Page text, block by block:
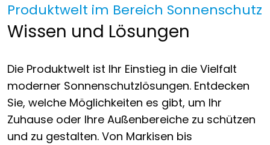
Produktwelt im Bereich Sonnenschutz
Wissen und Lösungen
Die Produktwelt ist Ihr Einstieg in die Vielfalt
moderner Sonnenschutzlösungen. Entdecken
Sie, welche Möglichkeiten es gibt, um Ihr
Zuhause oder Ihre Außenbereiche zu schützen
und zu gestalten. Von Markisen bis